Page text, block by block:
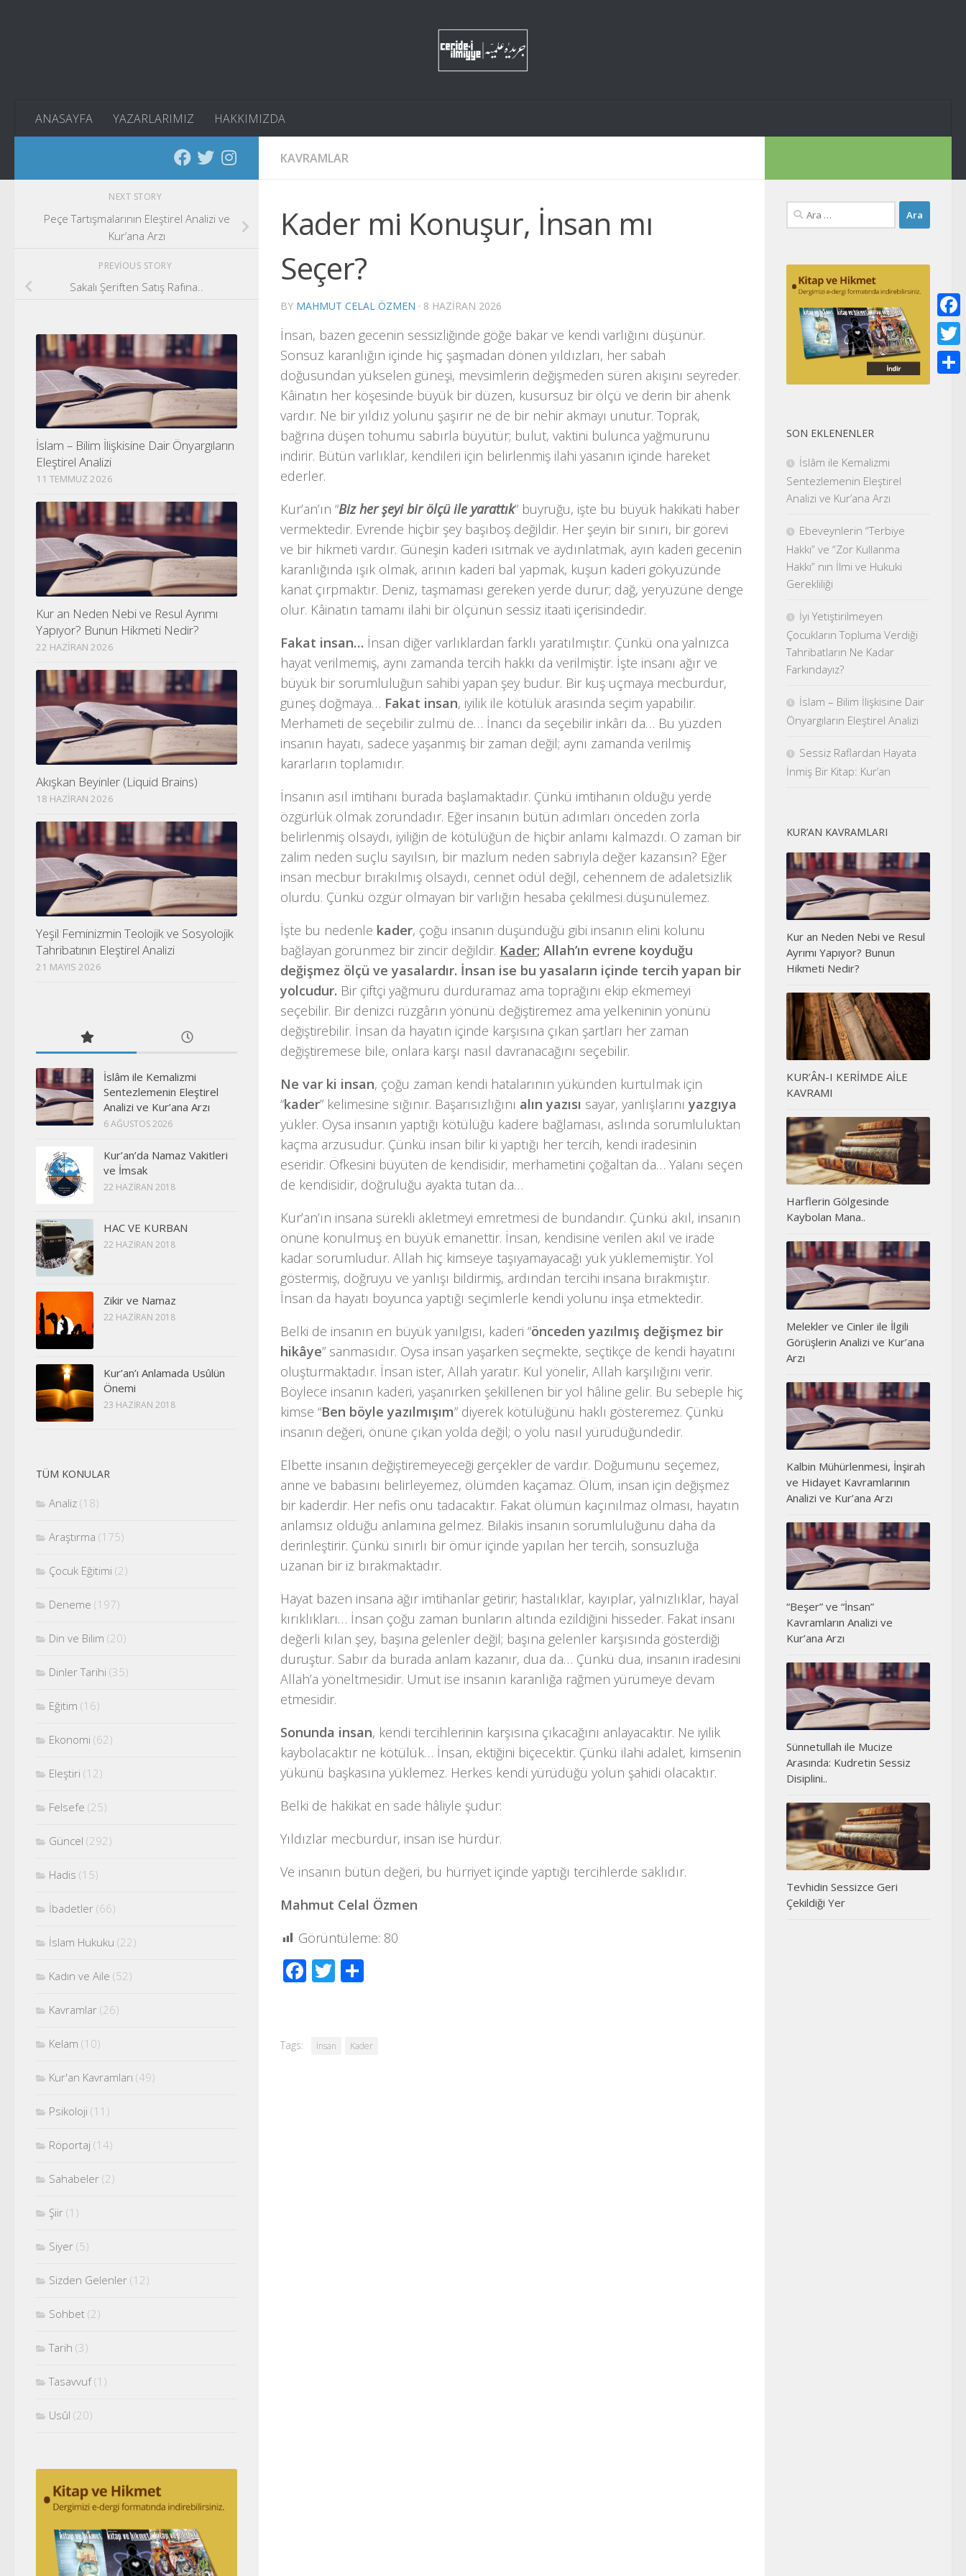
ANASAYFA YAZARLARIMIZ HAKKIMIZDA
KAVRAMLAR
Kader mi Konuşur, İnsan mı
Seçer?
BY MAHMUT CELAL ÖZMEN · 8 HAZIRAN 2026
İnsan, bazen gecenin sessizliğinde göğe bakar ve kendi varlığını düşünür.
Sonsuz karanlığın içinde hiç şaşmadan dönen yıldızları, her sabah
doğusundan yükselen güneşi, mevsimlerin değişmeden süren akışını seyreder.
Kâinatın her köşesinde büyük bir düzen, kusursuz bir ölçü ve derin bir ahenk
vardır. Ne bir yıldız yolunu şaşırır ne de bir nehir akmayı unutur. Toprak,
bağrına düşen tohumu sabırla büyütür; bulut, vaktini bulunca yağmurunu
indirir. Bütün varlıklar, kendileri için belirlenmiş ilahi yasanın içinde hareket
ederler.
Kur’an’ın “Biz her şeyi bir ölçü ile yarattık” buyruğu, işte bu büyük hakikati haber
vermektedir. Evrende hiçbir şey başıboş değildir. Her şeyin bir sınırı, bir görevi
ve bir hikmeti vardır. Güneşin kaderi ısıtmak ve aydınlatmak, ayın kaderi gecenin
karanlığında ışık olmak, arının kaderi bal yapmak, kuşun kaderi gökyüzünde
kanat çırpmaktır. Deniz, taşmaması gereken yerde durur; dağ, yeryüzüne denge
olur. Kâinatın tamamı ilahi bir ölçünün sessiz itaati içerisindedir.
Fakat insan… İnsan diğer varlıklardan farklı yaratılmıştır. Çünkü ona yalnızca
hayat verilmemiş, aynı zamanda tercih hakkı da verilmiştir. İşte insanı ağır ve
büyük bir sorumluluğun sahibi yapan şey budur. Bir kuş uçmaya mecburdur,
güneş doğmaya… Fakat insan, iyilik ile kötülük arasında seçim yapabilir.
Merhameti de seçebilir zulmü de… İnancı da seçebilir inkârı da… Bu yüzden
insanın hayatı, sadece yaşanmış bir zaman değil; aynı zamanda verilmiş
kararların toplamıdır.
İnsanın asıl imtihanı burada başlamaktadır. Çünkü imtihanın olduğu yerde
özgürlük olmak zorundadır. Eğer insanın bütün adımları önceden zorla
belirlenmiş olsaydı, iyiliğin de kötülüğün de hiçbir anlamı kalmazdı. O zaman bir
zalim neden suçlu sayılsın, bir mazlum neden sabrıyla değer kazansın? Eğer
insan mecbur bırakılmış olsaydı, cennet ödül değil, cehennem de adaletsizlik
olurdu. Çünkü özgür olmayan bir varlığın hesaba çekilmesi düşünülemez.
İşte bu nedenle kader, çoğu insanın düşündüğü gibi insanın elini kolunu
bağlayan görünmez bir zincir değildir. Kader; Allah’ın evrene koyduğu
değişmez ölçü ve yasalardır. İnsan ise bu yasaların içinde tercih yapan bir
yolcudur. Bir çiftçi yağmuru durduramaz ama toprağını ekip ekmemeyi
seçebilir. Bir denizci rüzgârın yönünü değiştiremez ama yelkeninin yönünü
değiştirebilir. İnsan da hayatın içinde karşısına çıkan şartları her zaman
değiştiremese bile, onlara karşı nasıl davranacağını seçebilir.
Ne var ki insan, çoğu zaman kendi hatalarının yükünden kurtulmak için
“kader” kelimesine sığınır. Başarısızlığını alın yazısı sayar, yanlışlarınıyazgıya
yükler. Oysa insanın yaptığı kötülüğü kadere bağlaması, aslında sorumluluktan
kaçma arzusudur. Çünkü insan bilir ki yaptığı her tercih, kendi iradesinin
eseridir. Öfkesini büyüten de kendisidir, merhametini çoğaltan da… Yalanı seçen
de kendisidir, doğruluğu ayakta tutan da…
Kur’an’ın insana sürekli akletmeyi emretmesi de bundandır. Çünkü akıl, insanın
önüne konulmuş en büyük emanettir. İnsan, kendisine verilen akıl ve irade
kadar sorumludur. Allah hiç kimseye taşıyamayacağı yük yüklememiştir. Yol
göstermiş, doğruyu ve yanlışı bildirmiş, ardından tercihi insana bırakmıştır.
İnsan da hayatı boyunca yaptığı seçimlerle kendi yolunu inşa etmektedir.
Belki de insanın en büyük yanılgısı, kaderi “önceden yazılmış değişmez bir
hikâye” sanmasıdır. Oysa insan yaşarken seçmekte, seçtikçe de kendi hayatını
oluşturmaktadır. İnsan ister, Allah yaratır. Kul yönelir, Allah karşılığını verir.
Böylece insanın kaderi, yaşanırken şekillenen bir yol hâline gelir. Bu sebeple hiç
kimse “Ben böyle yazılmışım” diyerek kötülüğünü haklı gösteremez. Çünkü
insanın değeri, önüne çıkan yolda değil; o yolu nasıl yürüdüğündedir.
Elbette insanın değiştiremeyeceği gerçekler de vardır. Doğumunu seçemez,
anne ve babasını belirleyemez, ölümden kaçamaz. Ölüm, insan için değişmez
bir kaderdir. Her nefis onu tadacaktır. Fakat ölümün kaçınılmaz olması, hayatın
anlamsız olduğu anlamına gelmez. Bilakis insanın sorumluluğunu daha da
derinleştirir. Çünkü sınırlı bir ömür içinde yapılan her tercih, sonsuzluğa
uzanan bir iz bırakmaktadır.
Hayat bazen insana ağır imtihanlar getirir; hastalıklar, kayıplar, yalnızlıklar, hayal
kırıklıkları… İnsan çoğu zaman bunların altında ezildiğini hisseder. Fakat insanı
değerli kılan şey, başına gelenler değil; başına gelenler karşısında gösterdiği
duruştur. Sabır da burada anlam kazanır, dua da… Çünkü dua, insanın iradesini
Allah’a yöneltmesidir. Umut ise insanın karanlığa rağmen yürümeye devam
etmesidir.
Sonunda insan, kendi tercihlerinin karşısına çıkacağını anlayacaktır. Ne iyilik
kaybolacaktır ne kötülük… İnsan, ektiğini biçecektir. Çünkü ilahi adalet, kimsenin
yükünü başkasına yüklemez. Herkes kendi yürüdüğü yolun şahidi olacaktır.
Belki de hakikat en sade hâliyle şudur:
Yıldızlar mecburdur, insan ise hürdür.
Ve insanın bütün değeri, bu hürriyet içinde yaptığı tercihlerde saklıdır.
Mahmut Celal Özmen
Görüntüleme: 80
Facebook
Twitter
Tags: İnsan Kader
NEXT STORY
Peçe Tartışmalarının Eleştirel Analizi ve
Kur’ana Arzı
PREVIOUS STORY
Sakalı Şeriften Satış Rafına..
İslam – Bilim İlişkisine Dair Önyargıların
Eleştirel Analizi
11 TEMMUZ 2026
Kur an Neden Nebi ve Resul Ayrımı
Yapıyor? Bunun Hikmeti Nedir?
22 HAZIRAN 2026
Akışkan Beyinler (Liquid Brains)
18 HAZIRAN 2026
Yeşil Feminizmin Teolojik ve Sosyolojik
Tahribatının Eleştirel Analizi
21 MAYIS 2026
İslâm ile Kemalizmi
Sentezlemenin Eleştirel
Analizi ve Kur’ana Arzı
6 AĞUSTOS 2026
Kur’an’da Namaz Vakitleri
ve İmsak
22 HAZIRAN 2018
HAC VE KURBAN
22 HAZIRAN 2018
Zikir ve Namaz
22 HAZIRAN 2018
Kur’an’ı Anlamada Usûlün
Önemi
23 HAZIRAN 2018
TÜM KONULAR
Analiz (18)
Araştırma (175)
Çocuk Eğitimi (2)
Deneme (197)
Din ve Bilim (20)
Dinler Tarihi (35)
Eğitim (16)
Ekonomi (62)
Eleştiri (12)
Felsefe (25)
Güncel (292)
Hadis (15)
İbadetler (66)
İslam Hukuku (22)
Kadın ve Aile (52)
Kavramlar (26)
Kelam (10)
Kur'an Kavramları (49)
Psikoloji (11)
Röportaj (14)
Sahabeler (2)
Şiir (1)
Siyer (5)
Sizden Gelenler (12)
Sohbet (2)
Tarih (3)
Tasavvuf(1)
Usûl (20)
Arama:
SON EKLENENLER
İslâm ile Kemalizmi
Sentezlemenin Eleştirel
Analizi ve Kur’ana Arzı
Ebeveynlerin “Terbiye
Hakkı” ve “Zor Kullanma
Hakkı” nın İlmi ve Hukuki
Gerekliliği
İyi Yetiştirilmeyen
Çocukların Topluma Verdiği
Tahribatların Ne Kadar
Farkındayız?
İslam – Bilim İlişkisine Dair
Önyargıların Eleştirel Analizi
Sessiz Raflardan Hayata
İnmiş Bir Kitap: Kur’an
KUR’AN KAVRAMLARI
Kur an Neden Nebi ve Resul
Ayrımı Yapıyor? Bunun
Hikmeti Nedir?
KUR’ÂN-I KERİMDE AİLE
KAVRAMI
Harflerin Gölgesinde
Kaybolan Mana..
Melekler ve Cinler ile İlgili
Görüşlerin Analizi ve Kur’ana
Arzı
Kalbin Mühürlenmesi, İnşirah
ve Hidayet Kavramlarının
Analizi ve Kur’ana Arzı
“Beşer” ve “İnsan”
Kavramların Analizi ve
Kur’ana Arzı
Sünnetullah ile Mucize
Arasında: Kudretin Sessiz
Disiplini..
Tevhidin Sessizce Geri
Çekildiği Yer